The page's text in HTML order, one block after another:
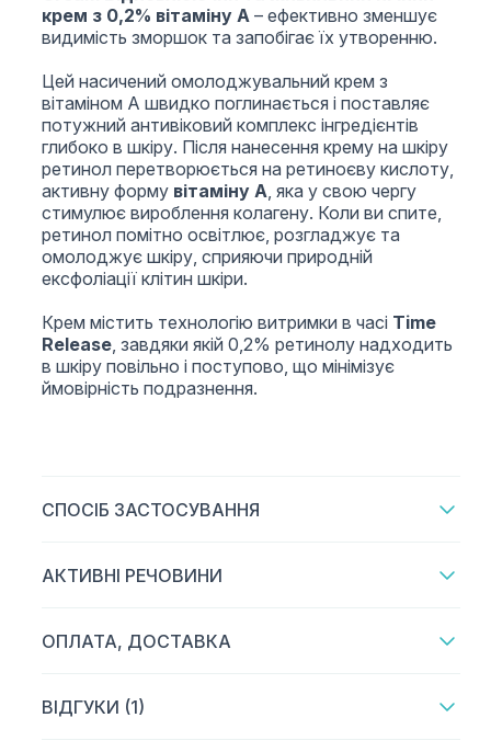
крем з 0,2% вітаміну А– ефективно зменшує
видимість зморшок та запобігає їх утворенню.
Цей насичений омолоджувальний крем з
вітаміном А швидко поглинається і поставляє
потужний антивіковий комплекс інгредієнтів
глибоко в шкіру. Після нанесення крему на шкіру
ретинол перетворюється на ретиноєву кислоту,
активну форму вітаміну А, яка у свою чергу
стимулює вироблення колагену. Коли ви спите,
ретинол помітно освітлює, розгладжує та
омолоджує шкіру, сприяючи природній
ексфоліації клітин шкіри.
Крем містить технологію витримки в часі Time
Release, завдяки якій 0,2% ретинолу надходить
в шкіру повільно і поступово, що мінімізує
ймовірність подразнення.
СПОСІБ ЗАСТОСУВАННЯ
АКТИВНІ РЕЧОВИНИ
ОПЛАТА, ДОСТАВКА
ВІДГУКИ (1)